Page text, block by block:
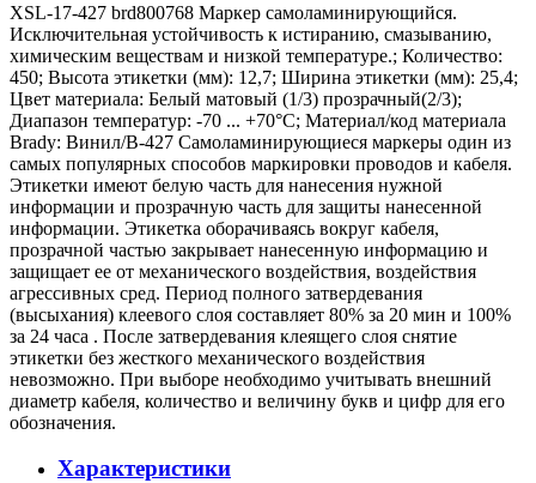
XSL-17-427 brd800768 Маркер самоламинирующийся.
Исключительная устойчивость к истиранию, смазыванию,
химическим веществам и низкой температуре.; Количество:
450; Высота этикетки (мм): 12,7; Ширина этикетки (мм): 25,4;
Цвет материала: Белый матовый (1/3) прозрачный(2/3);
Диапазон температур: -70 ... +70°С; Материал/код материала
Brady: Винил/В-427 Самоламинирующиеся маркеры один из
самых популярных способов маркировки проводов и кабеля.
Этикетки имеют белую часть для нанесения нужной
информации и прозрачную часть для защиты нанесенной
информации. Этикетка оборачиваясь вокруг кабеля,
прозрачной частью закрывает нанесенную информацию и
защищает ее от механического воздействия, воздействия
агрессивных сред. Период полного затвердевания
(высыхания) клеевого слоя составляет 80% за 20 мин и 100%
за 24 часа . После затвердевания клеящего слоя снятие
этикетки без жесткого механического воздействия
невозможно. При выборе необходимо учитывать внешний
диаметр кабеля, количество и величину букв и цифр для его
обозначения.
Характеристики